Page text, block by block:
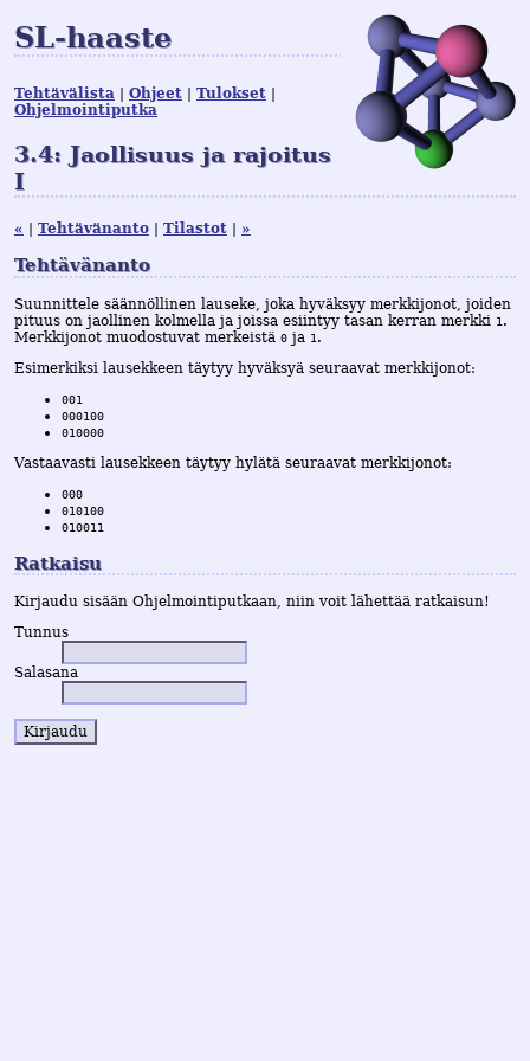
SL-haaste
Tehtävälista Ohjeet
Tulokset
Ohjelmointiputka
3.4: Jaollisuus ja rajoitus
I
« Tehtävänanto Tilastot »
Tehtävänanto
Suunnittele säännöllinen lauseke, joka hyväksyy merkkijonot, joiden
pituus on jaollinen kolmella ja joissa esiintyy tasan kerran merkki 1 .
Merkkijonot muodostuvat merkeistä 0 ja 1 .
Esimerkiksi lausekkeen täytyy hyväksyä seuraavat merkkijonot:
001
000100
010000
Vastaavasti lausekkeen täytyy hylätä seuraavat merkkijonot:
000
010100
010011
Ratkaisu
Kirjaudu sisään Ohjelmointiputkaan, niin voit lähettää ratkaisun!
Tunnus
Salasana
Kirjaudu